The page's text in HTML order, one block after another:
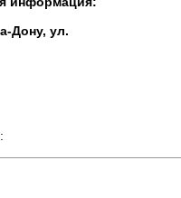
Дону, ул.